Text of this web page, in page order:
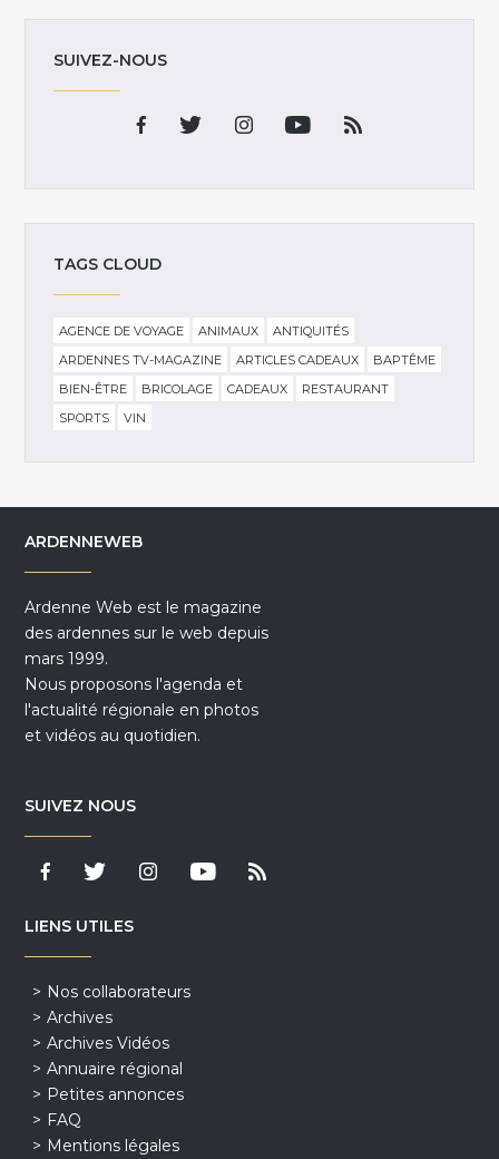
SUIVEZ-NOUS
TAGS CLOUD
AGENCE DE VOYAGE ANIMAUX
ANTIQUITÉS
ARDENNES TV-MAGAZINE
ARTICLES CADEAUX
BAPTÊME
BIEN-ÊTRE
BRICOLAGE CADEAUX
RESTAURANT
SPORTS
VIN
ARDENNEWEB
Ardenne Web est le magazine
des ardennes sur le web depuis
mars 1999.
Nous proposons l'agenda et
l'actualité régionale en photos
et vidéos au quotidien.
SUIVEZ NOUS
LIENS UTILES
Nos collaborateurs
Archives
Archives Vidéos
Annuaire régional
Petites annonces
FAQ
Mentions légales